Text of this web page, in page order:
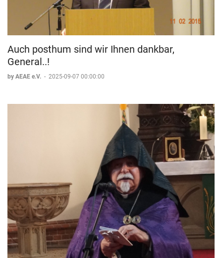
Mikayel Minasyan
Deutsch-Armenische Kulturtage in Berlin
Projektinitiator und -leiter
Auch posthum sind wir Ihnen dankbar,
General..!
by AEAE e.V. - 2025-09-07 00:00:00